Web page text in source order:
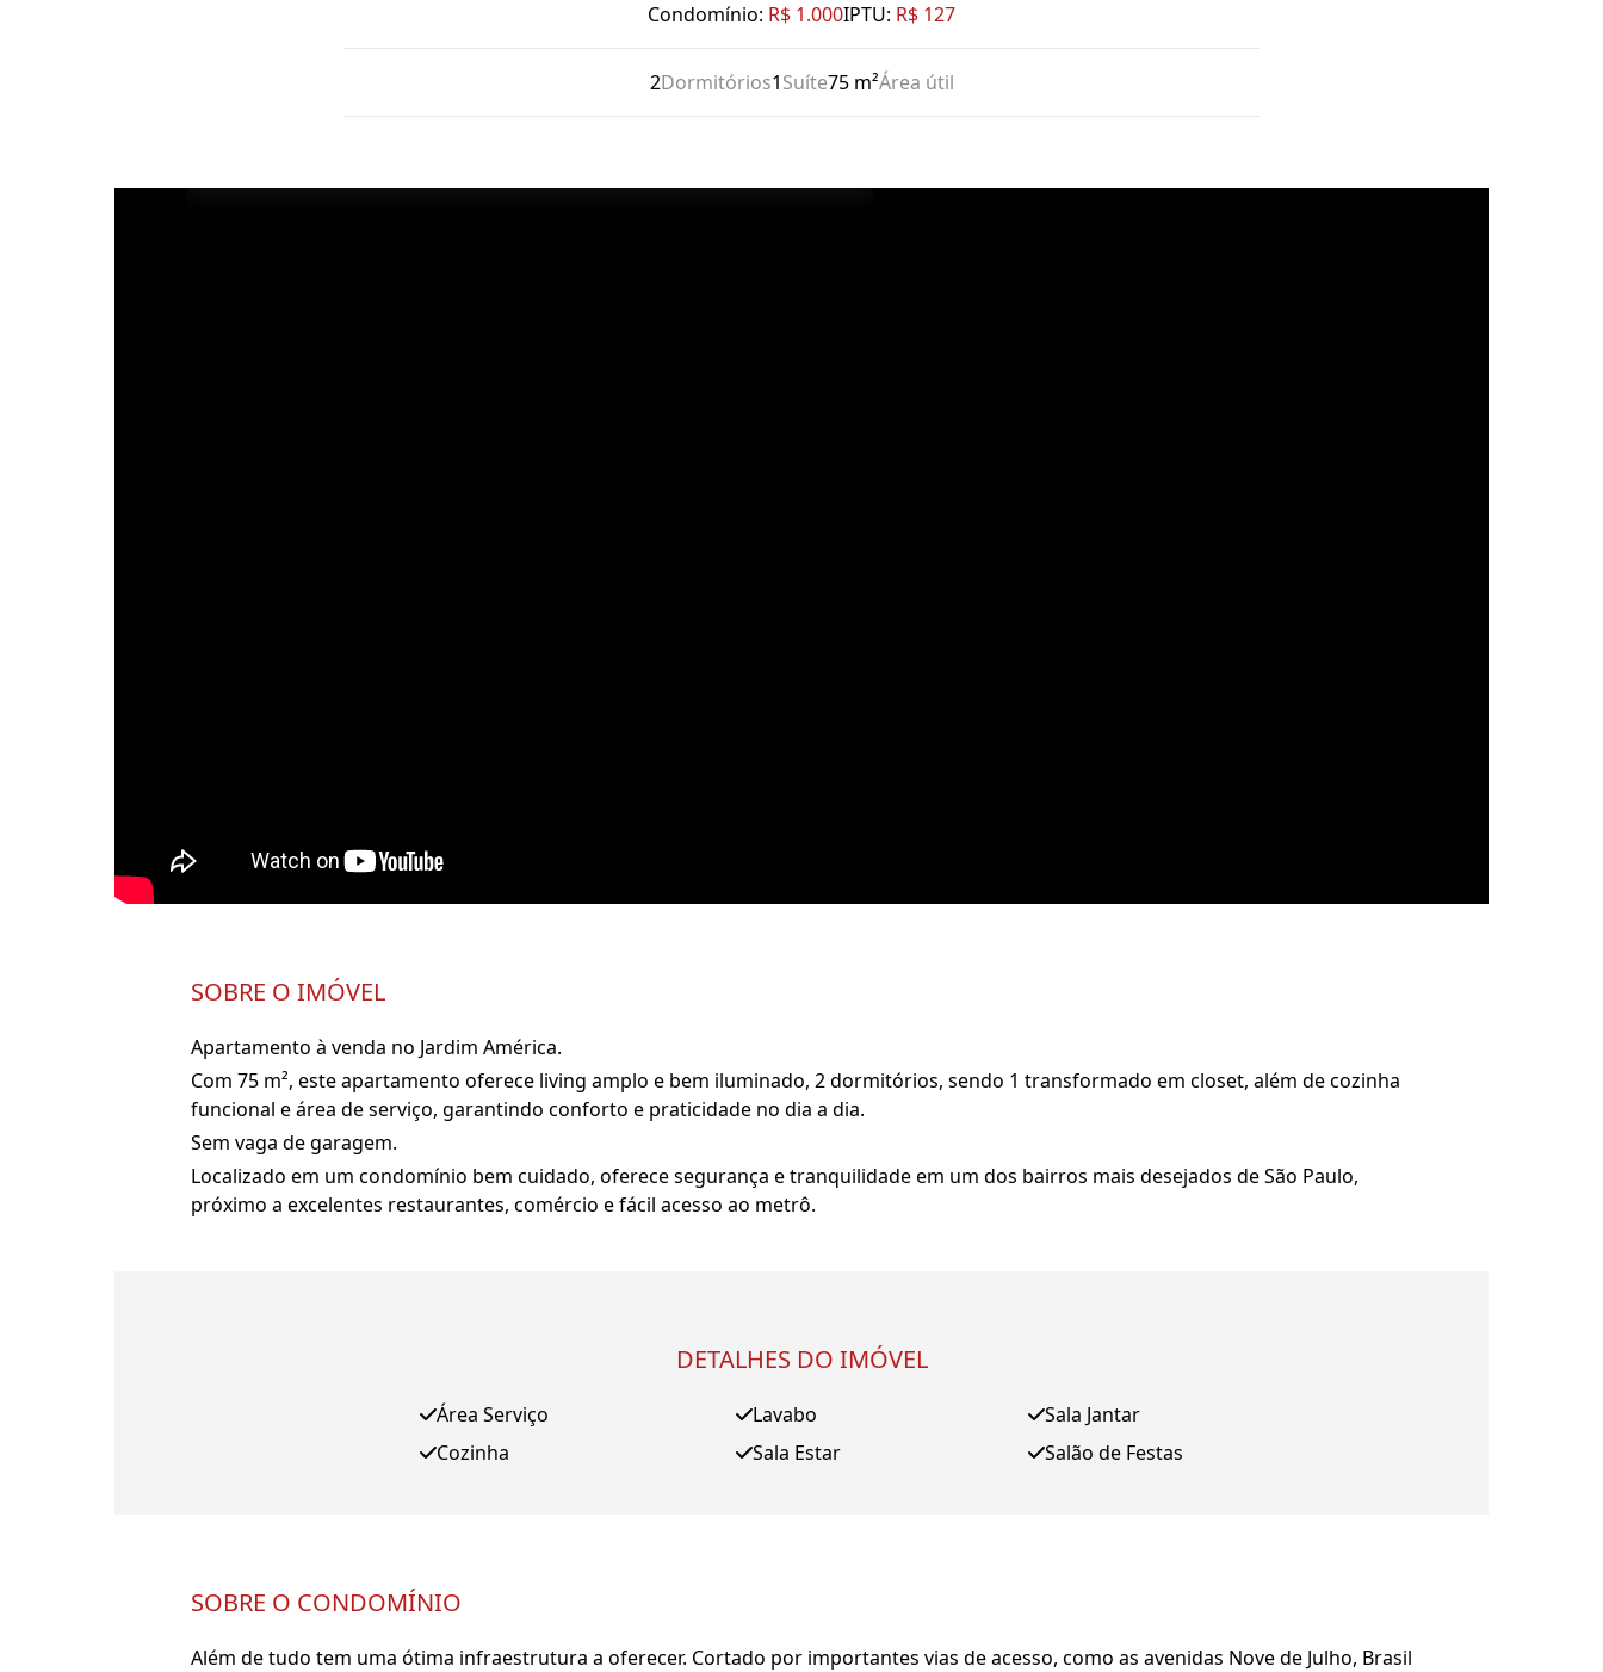
Condomínio: R$ 1.000IPTU: R$ 127
2Dormitórios1Suíte75 m²Área útil
SOBRE O IMÓVEL
Apartamento à venda no Jardim América.
Com 75 m², este apartamento oferece living amplo e bem iluminado, 2 dormitórios, sendo 1 transformado em closet, além de cozinha
funcional e área de serviço, garantindo conforto e praticidade no dia a dia.
Sem vaga de garagem.
Localizado em um condomínio bem cuidado, oferece segurança e tranquilidade em um dos bairros mais desejados de São Paulo,
próximo a excelentes restaurantes, comércio e fácil acesso ao metrô.
DETALHES DO IMÓVEL
Área Serviço
Cozinha
Lavabo
Sala Estar
Sala Jantar
Salão de Festas
SOBRE O CONDOMÍNIO
Além de tudo tem uma ótima infraestrutura a oferecer. Cortado por importantes vias de acesso, como as avenidas Nove de Julho, Brasil